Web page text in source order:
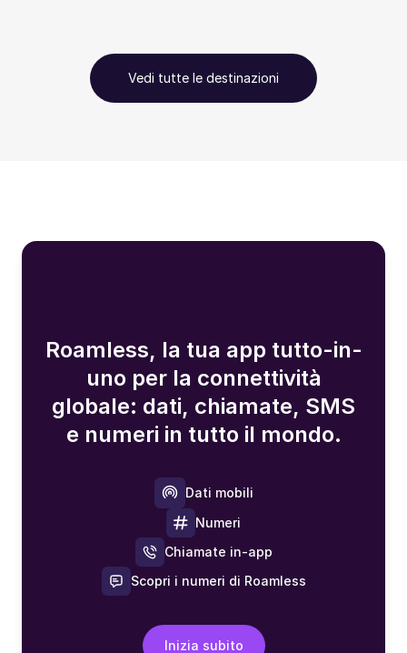
Vedi tutte le destinazioni
Roamless, la tua app tutto-in-
uno per la connettività
globale: dati, chiamate, SMS
e numeri in tutto il mondo.
Dati mobili
Numeri
Chiamate in-app
Scopri i numeri di Roamless
Inizia subito